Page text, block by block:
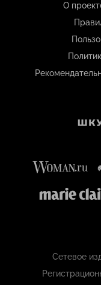
О
Сетевое